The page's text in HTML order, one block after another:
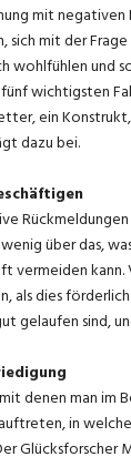
mit
sich mit der
wohlfühlen und
wichtigsten
ein
dazu bei.
über das,
vermeiden
als dies
gelaufen sind,
denen man
in
Glücksforscher